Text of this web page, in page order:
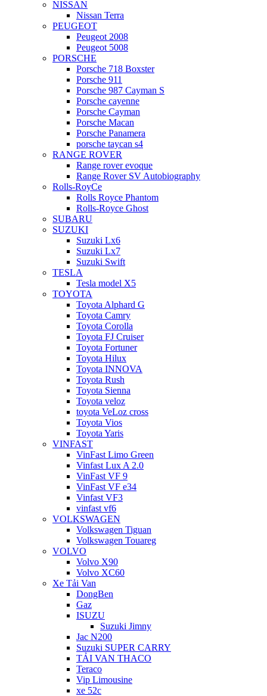
NISSAN
Nissan Terra
PEUGEOT
Peugeot 2008
Peugeot 5008
PORSCHE
Porsche 718 Boxster
Porsche 911
Porsche 987 Cayman S
Porsche cayenne
Porsche Cayman
Porsche Macan
Porsche Panamera
porsche taycan s4
RANGE ROVER
Range rover evoque
Range Rover SV Autobiography
Rolls-RoyCe
Rolls Royce Phantom
Rolls-Royce Ghost
SUBARU
SUZUKI
Suzuki Lx6
Suzuki Lx7
Suzuki Swift
TESLA
Tesla model X5
TOYOTA
Toyota Alphard G
Toyota Camry
Toyota Corolla
Toyota FJ Cruiser
Toyota Fortuner
Toyota Hilux
Toyota INNOVA
Toyota Rush
Toyota Sienna
Toyota veloz
toyota VeLoz cross
Toyota Vios
Toyota Yaris
VINFAST
VinFast Limo Green
Vinfast Lux A 2.0
VinFast VF 9
VinFast VF e34
Vinfast VF3
vinfast vf6
VOLKSWAGEN
Volkswagen Tiguan
Volkswagen Touareg
VOLVO
Volvo X90
Volvo XC60
Xe Tải Van
DongBen
Gaz
ISUZU
Suzuki Jimny
Jac N200
Suzuki SUPER CARRY
TẢI VAN THACO
Teraco
Vip Limousine
xe 52c